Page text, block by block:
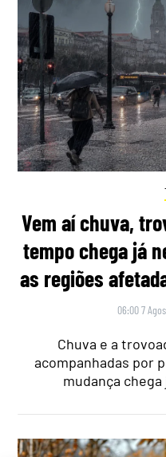
Vem aí chuva,
tempo chega já
as regiões
06:00 7
Chuva e a
acompanhadas por
mudança